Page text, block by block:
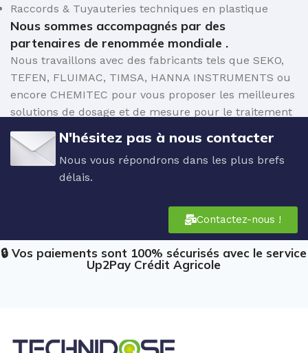
Raccords & Tuyauteries techniques en plastique
Nous sommes accompagnés par des
partenaires de renommée mondiale .
Nous travaillons avec des fabricants tels que SEKO,
TEFEN, FLUIMAC, TIMSA, HANNA INSTRUMENTS ou
encore CHEMITEC pour vous proposer les meilleures
solutions de dosage et de mesure pour le traitement
de l'eau. N'hésitez pas à nous contacter
Nous vous répondrons dans les plus brefs
délais.
Contactez-nous !
🔒 Vos paiements sont 100% sécurisés avec le service
Up2Pay Crédit Agricole